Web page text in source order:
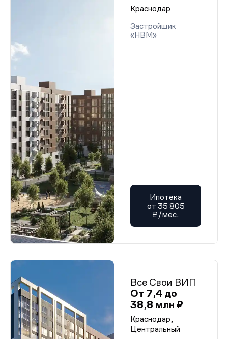
Краснодар
Застройщик
«НВМ»
Ипотека
от 35 805
₽/мес.
Все Свои ВИП
От 7,4 до
38,8 млн ₽
Краснодар,
Центральный